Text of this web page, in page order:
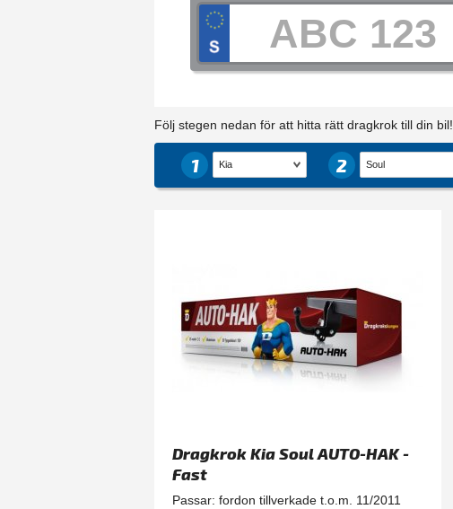
Följ stegen nedan för att hitta rätt dragkrok till din bil!
1 2
Dragkrok Kia Soul AUTO-HAK -
Fast
Passar: fordon tillverkade t.o.m. 11/2011